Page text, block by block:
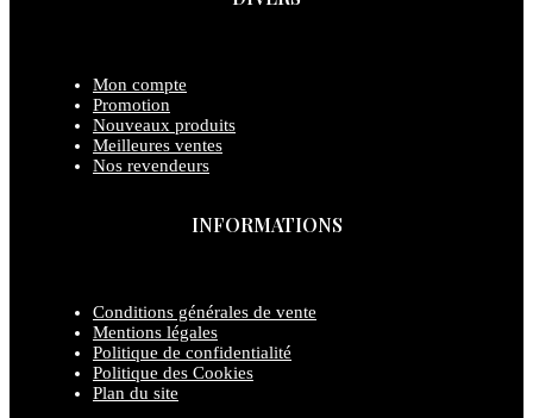
Mon compte
Promotion
Nouveaux produits
Meilleures ventes
Nos revendeurs
INFORMATIONS
Conditions générales de vente
Mentions légales
Politique de confidentialité
Politique des Cookies
Plan du site